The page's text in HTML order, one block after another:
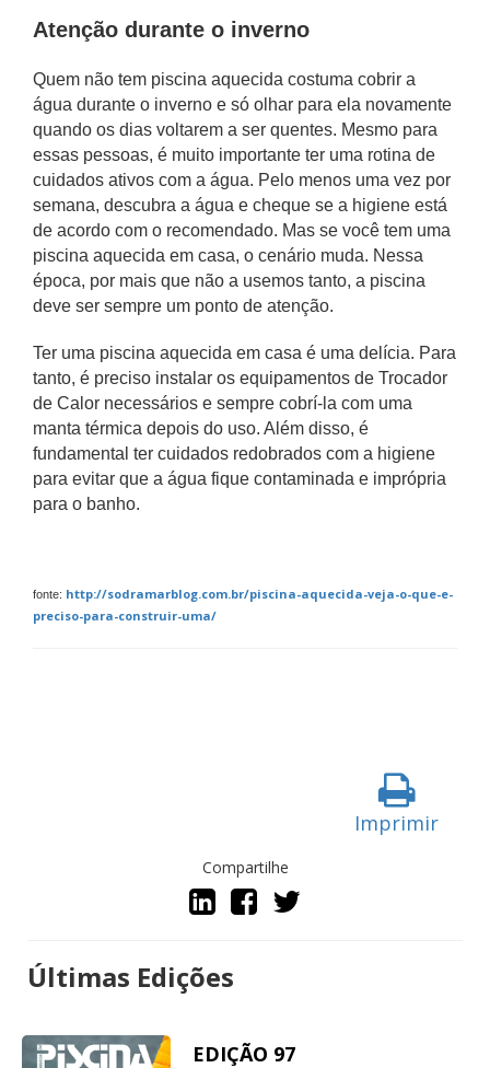
Atenção durante o inverno
Quem não tem piscina aquecida costuma cobrir a
água durante o inverno e só olhar para ela novamente
quando os dias voltarem a ser quentes. Mesmo para
essas pessoas, é muito importante ter uma rotina de
cuidados ativos com a água. Pelo menos uma vez por
semana, descubra a água e cheque se a higiene está
de acordo com o recomendado. Mas se você tem uma
piscina aquecida em casa, o cenário muda. Nessa
época, por mais que não a usemos tanto, a piscina
deve ser sempre um ponto de atenção.
Ter uma piscina aquecida em casa é uma delícia. Para
tanto, é preciso instalar os equipamentos de Trocador
de Calor necessários e sempre cobrí-la com uma
manta térmica depois do uso. Além disso, é
fundamental ter cuidados redobrados com a higiene
para evitar que a água fique contaminada e imprópria
para o banho.
fonte: http://sodramarblog.com.br/piscina-aquecida-veja-o-que-e-
preciso-para-construir-uma/
Imprimir
Compartilhe
Últimas Edições
EDIÇÃO 97